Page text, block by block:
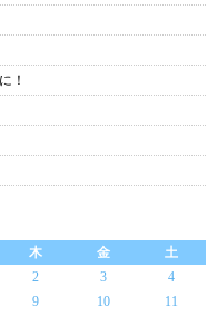
！
木 金
土
2 3
4
9 10
11